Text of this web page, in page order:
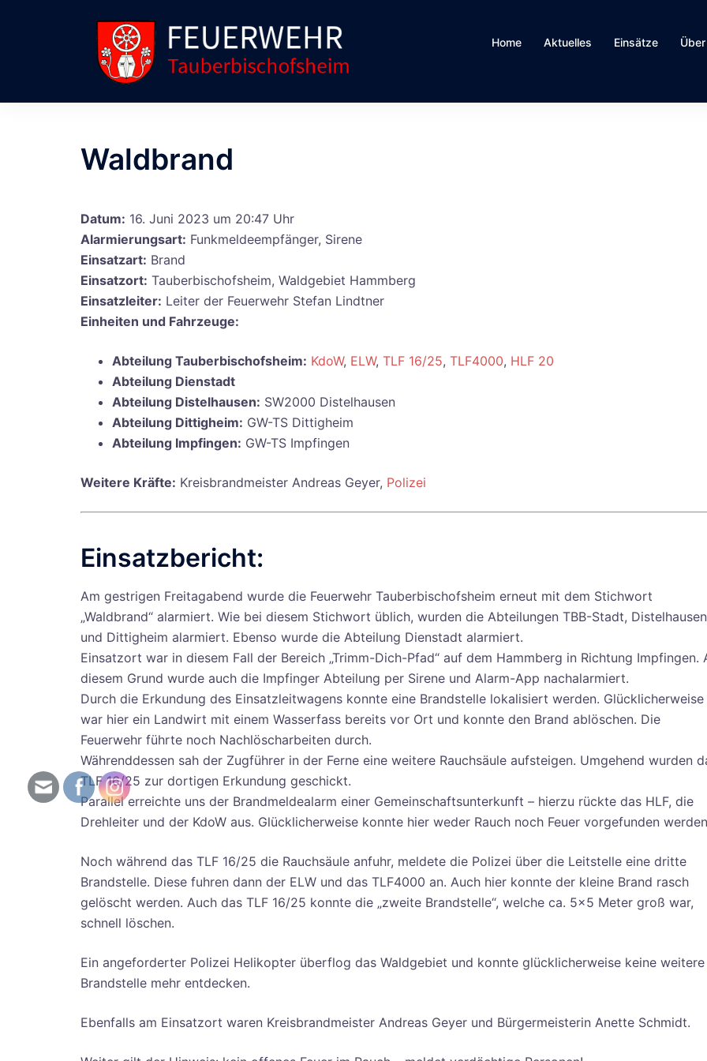
Home Aktuelles Einsätze
Waldbrand
Datum: 16. Juni 2023 um 20:47 Uhr
Alarmierungsart: Funkmeldeempfänger, Sirene
Einsatzart: Brand
Einsatzort: Tauberbischofsheim, Waldgebiet Hammberg
Einsatzleiter: Leiter der Feuerwehr Stefan Lindtner
Einheiten und Fahrzeuge:
Abteilung Tauberbischofsheim: KdoW, ELW, TLF 16/25, TLF4000, HLF 20
Abteilung Dienstadt
Abteilung Distelhausen: SW2000 Distelhausen
Abteilung Dittigheim: GW-TS Dittigheim
Abteilung Impfingen: GW-TS Impfingen
Weitere Kräfte: Kreisbrandmeister Andreas Geyer, Polizei
Einsatzbericht:
Am gestrigen Freitagabend wurde die Feuerwehr Tauberbischofsheim erneut mit dem Stichwort
„Waldbrand“ alarmiert. Wie bei diesem Stichwort üblich, wurden die Abteilungen TBB-Stadt, Distelhausen
und Dittigheim alarmiert. Ebenso wurde die Abteilung Dienstadt alarmiert.
Einsatzort war in diesem Fall der Bereich „Trimm-Dich-Pfad“ auf dem Hammberg in Richtung Impfingen.
diesem Grund wurde auch die Impfinger Abteilung per Sirene und Alarm-App nachalarmiert.
Durch die Erkundung des Einsatzleitwagens konnte eine Brandstelle lokalisiert werden. Glücklicherweise
war hier ein Landwirt mit einem Wasserfass bereits vor Ort und konnte den Brand ablöschen. Die
Feuerwehr führte noch Nachlöscharbeiten durch.
Währenddessen sah der Zugführer in der Ferne eine weitere Rauchsäule aufsteigen. Umgehend wurden
TLF 16/25 zur dortigen Erkundung geschickt.
Parallel erreichte uns der Brandmeldealarm einer Gemeinschaftsunterkunft – hierzu rückte das HLF, die
Drehleiter und der KdoW aus. Glücklicherweise konnte hier weder Rauch noch Feuer vorgefunden
Noch während das TLF 16/25 die Rauchsäule anfuhr, meldete die Polizei über die Leitstelle eine dritte
Brandstelle. Diese fuhren dann der ELW und das TLF4000 an. Auch hier konnte der kleine Brand rasch
gelöscht werden. Auch das TLF 16/25 konnte die „zweite Brandstelle“, welche ca. 5×5 Meter groß war,
schnell löschen.
Ein angeforderter Polizei Helikopter überflog das Waldgebiet und konnte glücklicherweise keine weitere
Brandstelle mehr entdecken.
Ebenfalls am Einsatzort waren Kreisbrandmeister Andreas Geyer und Bürgermeisterin Anette Schmidt.